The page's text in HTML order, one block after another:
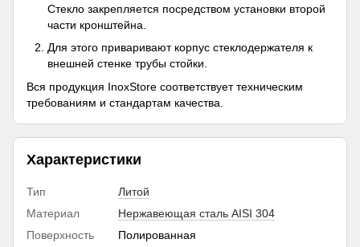
Стекло закрепляется посредством установки второй
части кронштейна.
Для этого приваривают корпус стеклодержателя к
внешней стенке трубы стойки.
Вся продукция InoxStore соответствует техническим
требованиям и стандартам качества.
Характеристики
Тип
Литой
Материал
Нержавеющая сталь AISI 304
Поверхность
Полированная